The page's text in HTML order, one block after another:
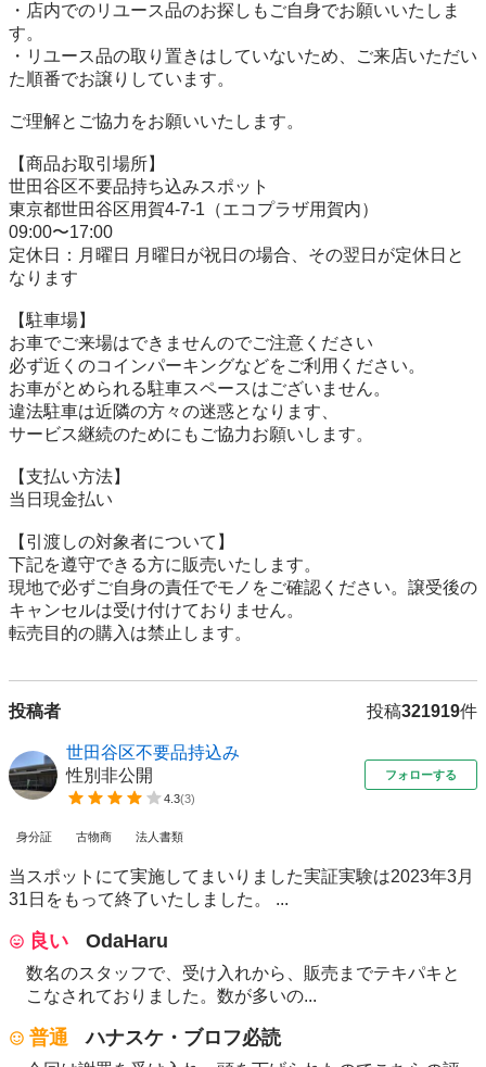
・店内でのリユース品のお探しもご自身でお願いいたしま
す。
・リユース品の取り置きはしていないため、ご来店いただい
た順番でお譲りしています。
ご理解とご協力をお願いいたします。
【商品お取引場所】
世田谷区不要品持ち込みスポット
東京都世田谷区用賀4-7-1（エコプラザ用賀内）
09:00〜17:00
定休日：月曜日 月曜日が祝日の場合、その翌日が定休日と
なります
【駐⾞場】
お車でご来場はできませんのでご注意ください
必ず近くのコインパーキングなどをご利用ください。
お車がとめられる駐車スペースはございません。
違法駐車は近隣の方々の迷惑となります、
サービス継続のためにもご協力お願いします。
【⽀払い⽅法】
当日現金払い
【引渡しの対象者について】
下記を遵守できる⽅に販売いたします。
現地で必ずご⾃⾝の責任でモノをご確認ください。譲受後の
キャンセルは受け付けておりません。
転売⽬的の購⼊は禁⽌します。
投稿者 投稿321919件
世田谷区不要品持込み
性別非公開
4.3(3)
フォローする
身分証 古物商 法人書類
当スポットにて実施してまいりました実証実験は2023年3月
31日をもって終了いたしました。 ...
良い OdaHaru
数名のスタッフで、受け入れから、販売までテキパキと
こなされておりました。数が多いの...
普通 ハナスケ・ブロフ必読